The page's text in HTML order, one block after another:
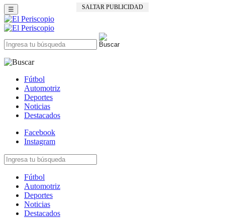
SALTAR PUBLICIDAD
☰
Fútbol
Automotriz
Deportes
Noticias
Destacados
Facebook
Instagram
Fútbol
Automotriz
Deportes
Noticias
Destacados